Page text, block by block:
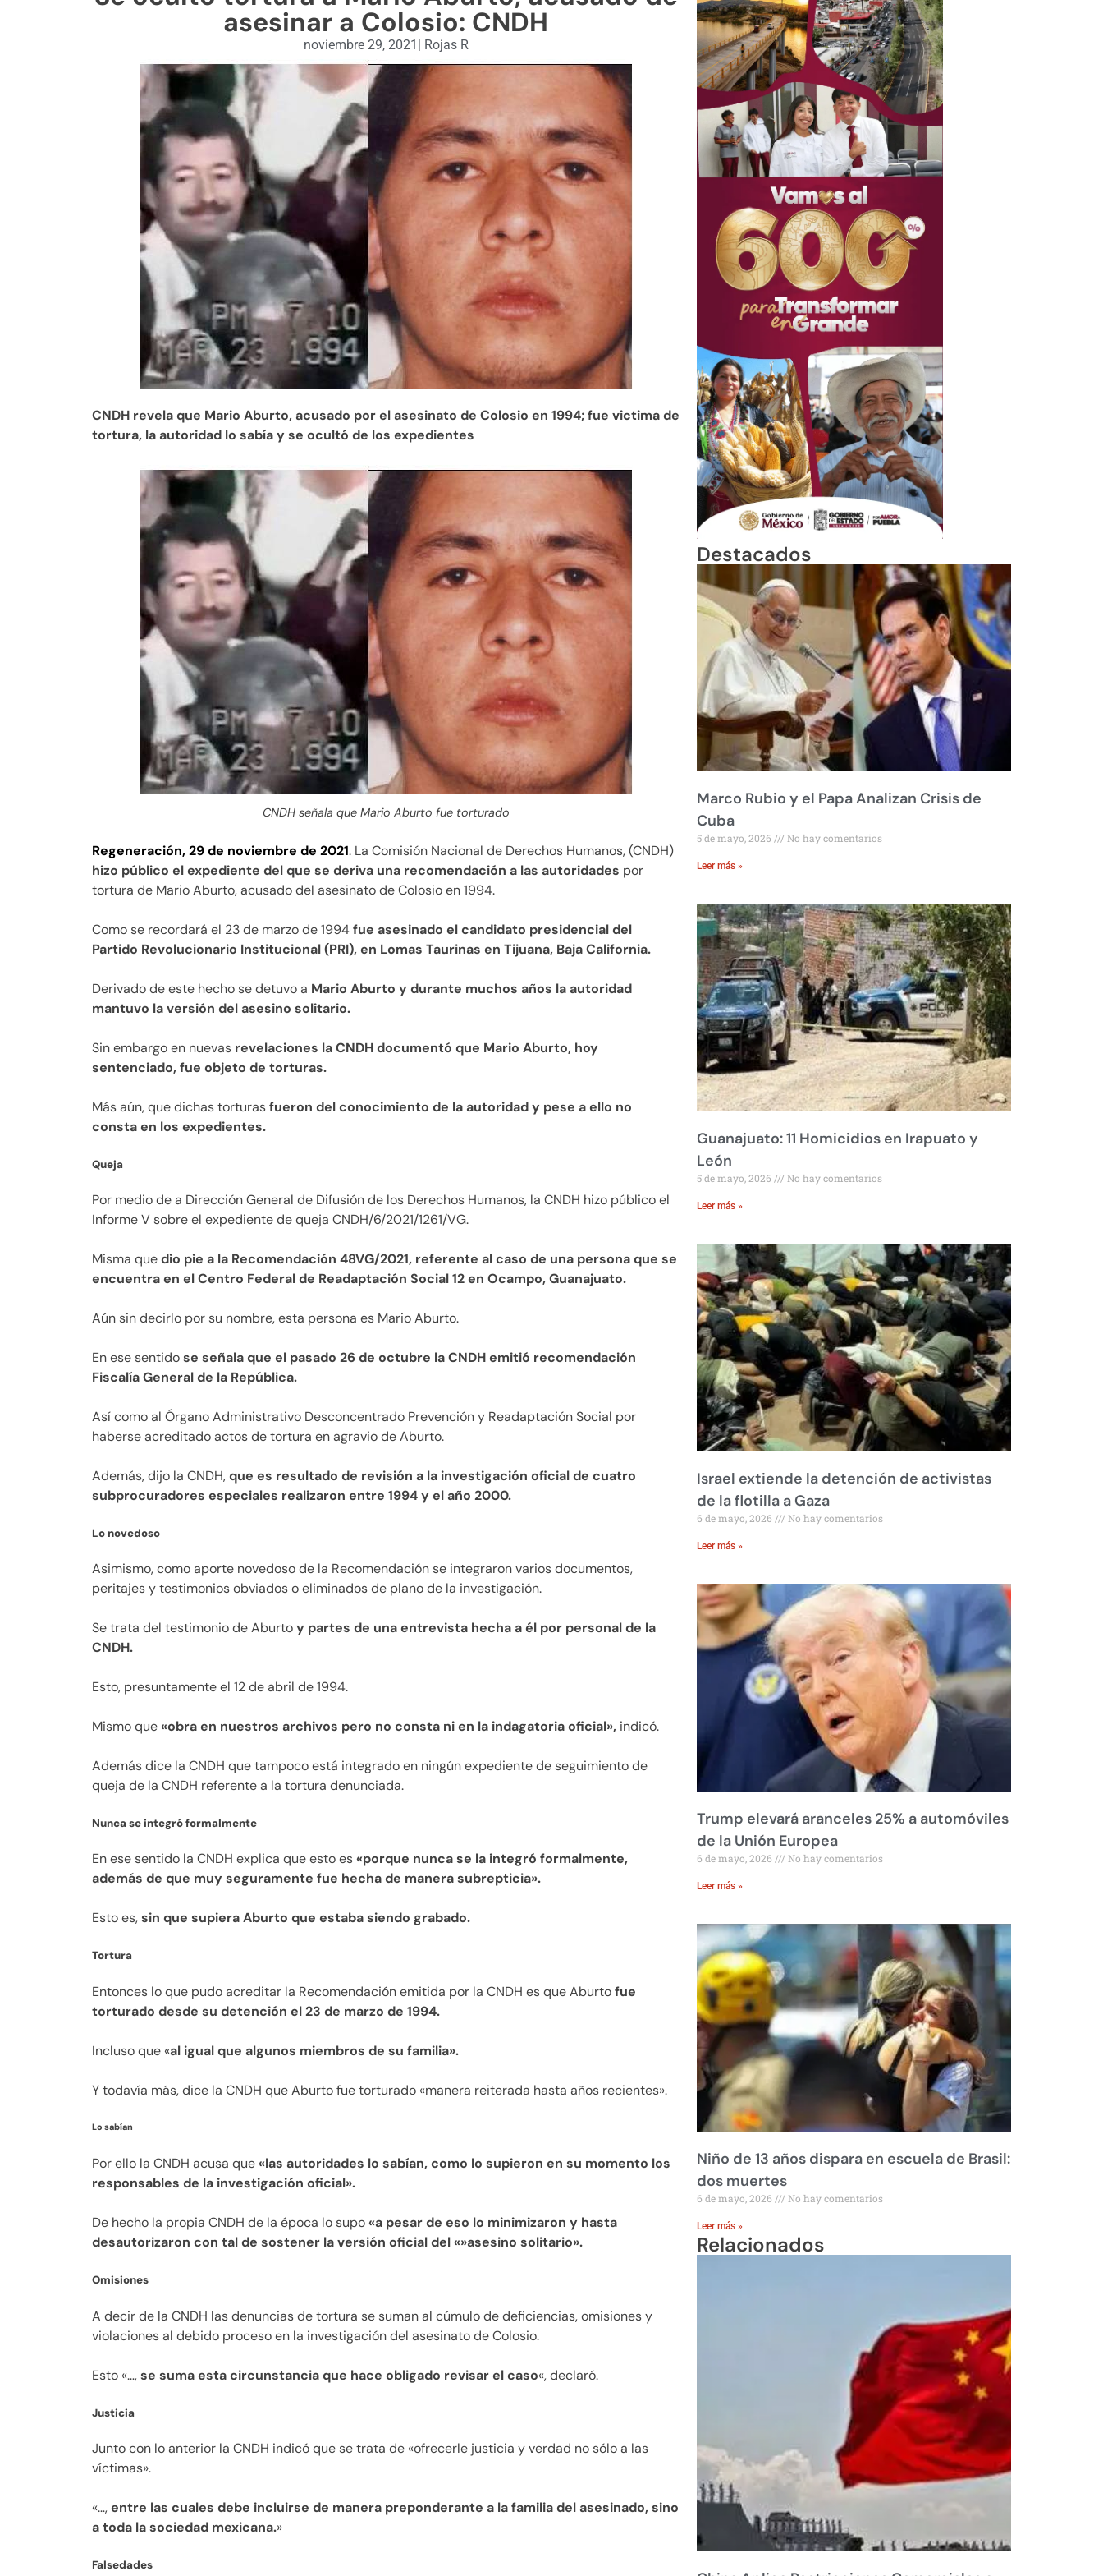
asesinar a Colosio: CNDH
noviembre 29, 2021 Rojas R
CNDH revela que Mario Aburto, acusado por el asesinato de Colosio en 1994; fue victima de
tortura, la autoridad lo sabía y se ocultó de los expedientes
CNDH señala que Mario Aburto fue torturado
Regeneración, 29 de noviembre de 2021. La Comisión Nacional de Derechos Humanos, (CNDH)
hizo público el expediente del que se deriva una recomendación a las autoridades por
tortura de Mario Aburto, acusado del asesinato de Colosio en 1994.
Como se recordará el 23 de marzo de 1994fue asesinado el candidato presidencial del
Partido Revolucionario Institucional (PRI), en Lomas Taurinas en Tijuana, Baja California.
Derivado de este hecho se detuvo a Mario Aburto y durante muchos años la autoridad
mantuvo la versión del asesino solitario.
Sin embargo en nuevas revelaciones la CNDH documentó que Mario Aburto, hoy
sentenciado, fue objeto de torturas.
Más aún, que dichas torturasfueron del conocimiento de la autoridad y pese a ello no
consta en los expedientes.
Queja
Por medio de a Dirección General de Difusión de los Derechos Humanos, la CNDH hizo público el
Informe V sobre el expediente de queja CNDH/6/2021/1261/VG.
Misma quedio pie a la Recomendación 48VG/2021, referente al caso de una persona que se
encuentra en el Centro Federal de Readaptación Social 12 en Ocampo, Guanajuato.
Aún sin decirlo por su nombre, esta persona es Mario Aburto.
En ese sentidose señala que el pasado 26 de octubre la CNDH emitió recomendación
Fiscalía General de la República.
Así como al Órgano Administrativo Desconcentrado Prevención y Readaptación Social por
haberse acreditado actos de tortura en agravio de Aburto.
Además, dijo la CNDH,que es resultado de revisión a la investigación oficial de cuatro
subprocuradores especiales realizaron entre 1994 y el año 2000.
Lo novedoso
Asimismo, como aporte novedoso de la Recomendación se integraron varios documentos,
peritajes y testimonios obviados o eliminados de plano de la investigación.
Se trata del testimonio de Aburtoy partes de una entrevista hecha a él por personal de la
CNDH.
Esto, presuntamente el 12 de abril de 1994.
Mismo que«obra en nuestros archivos pero no consta ni en la indagatoria oficial», indicó.
Además dice la CNDH que tampoco está integrado en ningún expediente de seguimiento de
queja de la CNDH referente a la tortura denunciada.
Nunca se integró formalmente
En ese sentido la CNDH explica que esto es«porque nunca se la integró formalmente,
además de que muy seguramente fue hecha de manera subrepticia».
Esto es,sin que supiera Aburto que estaba siendo grabado.
Tortura
Entonces lo que pudo acreditar la Recomendación emitida por la CNDH es que Aburtofue
torturado desde su detención el 23 de marzo de 1994.
Incluso que «al igual que algunos miembros de su familia».
Y todavía más, dice la CNDH que Aburto fue torturado «manera reiterada hasta años recientes».
Lo sabían
Por ello la CNDH acusa que«las autoridades lo sabían, como lo supieron en su momento los
responsables de la investigación oficial».
De hecho la propia CNDH de la época lo supo«a pesar de eso lo minimizaron y hasta
desautorizaron con tal de sostener la versión oficial del «»asesino solitario».
Omisiones
A decir de la CNDH las denuncias de tortura se suman al cúmulo de deficiencias, omisiones y
violaciones al debido proceso en la investigación del asesinato de Colosio.
Esto «…,se suma esta circunstancia que hace obligado revisar el caso«, declaró.
Justicia
Junto con lo anterior la CNDH indicó que se trata de «ofrecerle justicia y verdad no sólo a las
víctimas».
«…,entre las cuales debe incluirse de manera preponderante a la familia del asesinado, sino
a toda la sociedad mexicana.»
Falsedades
Destacados
Marco Rubio y el Papa Analizan Crisis de
Cuba
5 de mayo, 2026 No hay comentarios
Leer más »
Guanajuato: 11 Homicidios en Irapuato y
León
5 de mayo, 2026 No hay comentarios
Leer más »
Israel extiende la detención de activistas
de la flotilla a Gaza
6 de mayo, 2026 No hay comentarios
Leer más »
Trump elevará aranceles 25% a automóviles
de la Unión Europea
6 de mayo, 2026 No hay comentarios
Leer más »
Niño de 13 años dispara en escuela de Brasil:
dos muertes
6 de mayo, 2026 No hay comentarios
Leer más »
Relacionados